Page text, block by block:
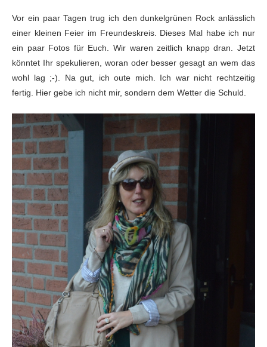
Vor ein paar Tagen trug ich den dunkelgrünen Rock anlässlich
einer kleinen Feier im Freundeskreis. Dieses Mal habe ich nur
ein paar Fotos für Euch. Wir waren zeitlich knapp dran. Jetzt
könntet Ihr spekulieren, woran oder besser gesagt an wem das
wohl lag ;-). Na gut, ich oute mich. Ich war nicht rechtzeitig
fertig. Hier gebe ich nicht mir, sondern dem Wetter die Schuld.